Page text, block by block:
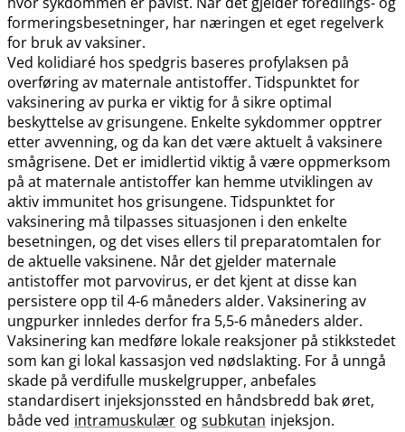
formeringsbesetninger, har næringen et eget regelverk
for bruk av vaksiner.
Ved kolidiaré hos spedgris baseres profylaksen på
overføring av maternale antistoffer. Tidspunktet for
vaksinering av purka er viktig for å sikre optimal
beskyttelse av grisungene. Enkelte sykdommer opptrer
etter avvenning, og da kan det være aktuelt å vaksinere
smågrisene. Det er imidlertid viktig å være oppmerksom
på at maternale antistoffer kan hemme utviklingen av
aktiv immunitet hos grisungene. Tidspunktet for
vaksinering må tilpasses situasjonen i den enkelte
besetningen, og det vises ellers til preparatomtalen for
de aktuelle vaksinene. Når det gjelder maternale
antistoffer mot parvovirus, er det kjent at disse kan
persistere opp til 4-6 måneders alder. Vaksinering av
ungpurker innledes derfor fra 5,5-6 måneders alder.
Vaksinering kan medføre lokale reaksjoner på stikkstedet
som kan gi lokal kassasjon ved nødslakting. For å unngå
skade på verdifulle muskelgrupper, anbefales
standardisert injeksjonssted en håndsbredd bak øret,
både ved intramuskulær og subkutan injeksjon.